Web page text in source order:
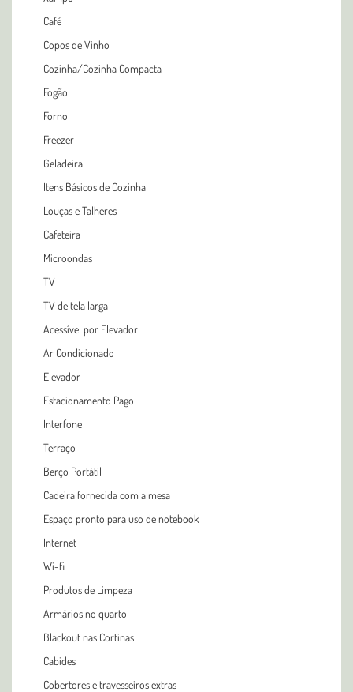
Café
Copos de Vinho
Cozinha/Cozinha Compacta
Fogão
Forno
Freezer
Geladeira
Itens Básicos de Cozinha
Louças e Talheres
Cafeteira
Microondas
TV
TV de tela larga
Acessível por Elevador
Ar Condicionado
Elevador
Estacionamento Pago
Interfone
Terraço
Berço Portátil
Cadeira fornecida com a mesa
Espaço pronto para uso de notebook
Internet
Wi-fi
Produtos de Limpeza
Armários no quarto
Blackout nas Cortinas
Cabides
Cobertores e travesseiros extras